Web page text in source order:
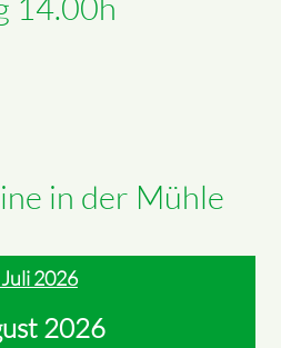
in der Mühle
2026
2026